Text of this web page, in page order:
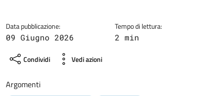
Data pubblicazione:
09 Giugno 2026
Tempo di lettura:
2 min
Condividi Vedi azioni
Argomenti